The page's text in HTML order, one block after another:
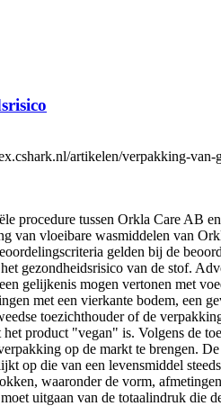
artikelen/verpakking-van-
procedure tussen Orkla Care AB
van vloeibare wasmiddelen van
gelden bij de
gezondheidsrisico van de stof.
gelijkenis mogen vertonen met
met een vierkante bodem, een
toezichthouder of de
product "vegan" is. Volgens de
op de markt te brengen.
op die van een levensmiddel
waaronder de vorm,
uitgaan van de totaalindruk die